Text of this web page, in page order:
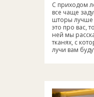
С приходом
все чаще
шторы лучше
это про вас,
ней мы
тканях, с
лучи вам